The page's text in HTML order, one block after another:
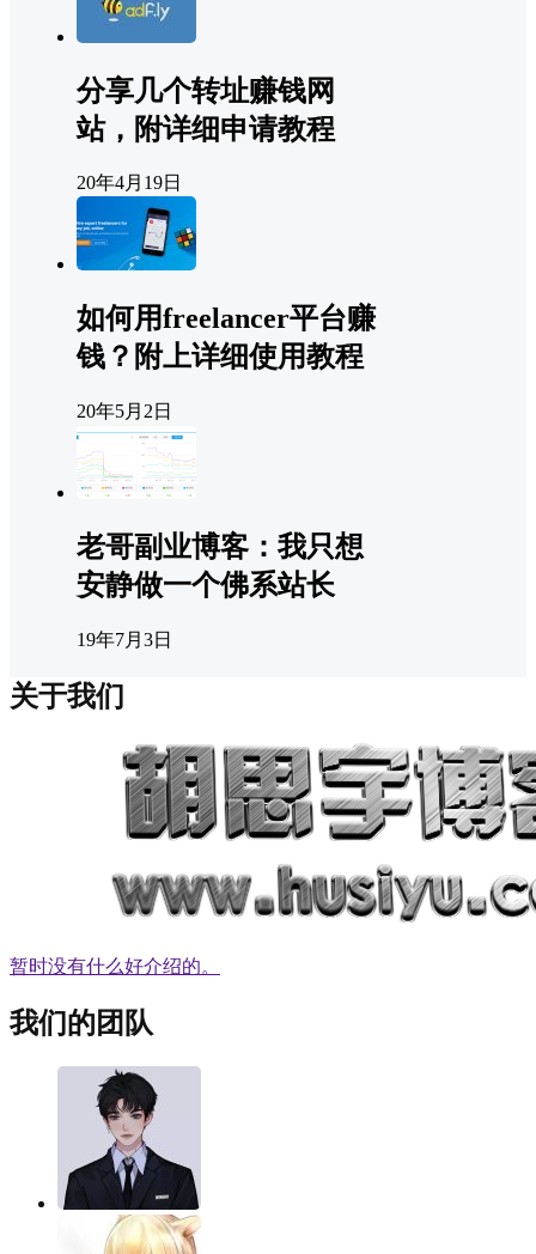
分享几个转址赚钱网
站，附详细申请教程
20年4月19日
如何用freelancer平台赚
钱？附上详细使用教程
20年5月2日
老哥副业博客：我只想
安静做一个佛系站长
19年7月3日
关于我们
暂时没有什么好介绍的。
我们的团队